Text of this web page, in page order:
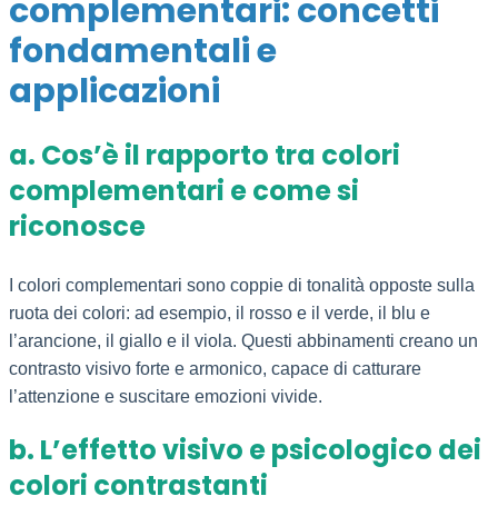
complementari: concetti
fondamentali e
applicazioni
a. Cos’è il rapporto tra colori
complementari e come si
riconosce
I colori complementari sono coppie di tonalità opposte sulla
ruota dei colori: ad esempio, il rosso e il verde, il blu e
l’arancione, il giallo e il viola. Questi abbinamenti creano un
contrasto visivo forte e armonico, capace di catturare
l’attenzione e suscitare emozioni vivide.
b. L’effetto visivo e psicologico dei
colori contrastanti